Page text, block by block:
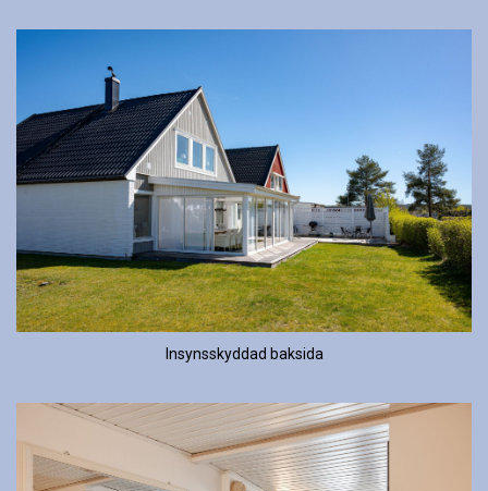
Insynsskyddad baksida